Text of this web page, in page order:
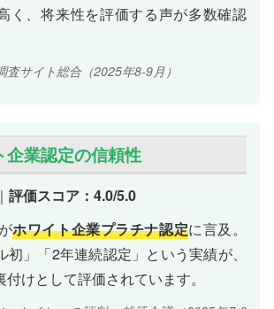
く、将来性を評価する声が多数確認
査サイト総合（2025年8-9月）
企業認定の信頼性
｜ 評価スコア：4.0/5.0
ホワイト企業プラチナ認定に言及。
初」「2年連続認定」という実績が、
けとして評価されています。